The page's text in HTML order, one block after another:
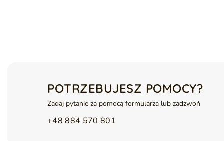
Informacje dodatkowe:
Rozmiar: 160x200 cm
Materac hypoalergiczny– wykonany z materiałów wolnych
POTRZEBUJESZ POMOCY?
Zadaj pytanie za pomocą formularza lub zadzwoń
+48 884 570 801